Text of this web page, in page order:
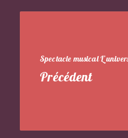
Spectacle musical
Précédent